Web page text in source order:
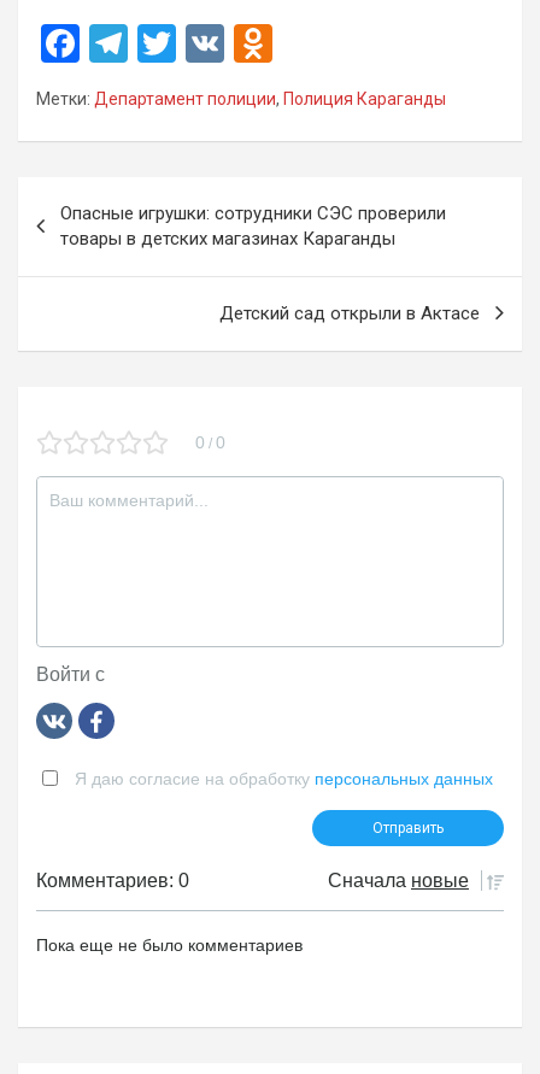
F
a
ce
o
o
k
T
e
a
m
T
tt
V
d
n
kl
a
ss
ni
ki
Метки: Департамент полиции, Полиция Караганды
по
записям
Опасные игрушки: сотрудники СЭС проверили
товары в детских магазинах Караганды
Детский сад открыли в Актасе
0 / 0
Войти с
Я даю согласие на обработку персональных данных
Комментариев: 0 Сначала новые
Пока еще не было комментариев